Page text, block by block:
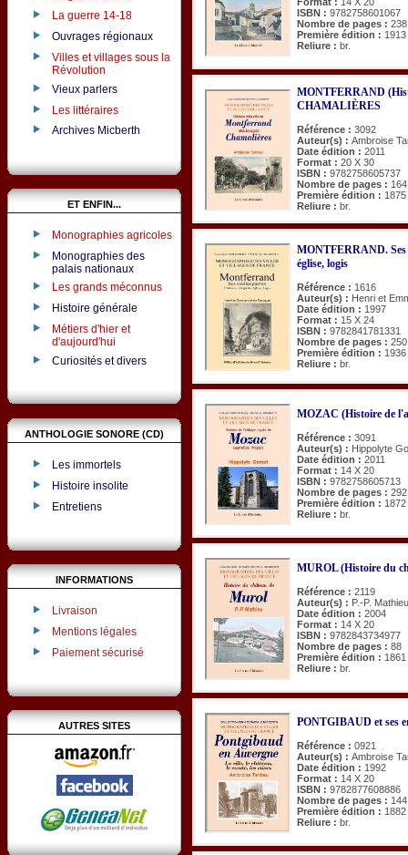
La guerre 14-18
Ouvrages régionaux
Villes et villages sous la
Révolution
Vieux parlers
Les littéraires
Archives Micberth
ET ENFIN...
Monographies agricoles
Monographies des
palais nationaux
Les grands méconnus
Histoire générale
Métiers d'hier et
d'aujourd'hui
Curiosités et divers
ANTHOLOGIE SONORE (CD)
Les immortels
Histoire insolite
Entretiens
INFORMATIONS
Livraison
Mentions légales
Paiement sécurisé
AUTRES SITES
ISBN : 9782758601067
Nombre de pages : 238
Première édition : 1913
Reliure : br.
MONTFERRAND
CHAMALIÈRES
Référence : 3092
Auteur(s) : Ambroise
Date édition : 2011
Format : 20 X 30
ISBN : 9782758605737
Nombre de pages : 164
Première édition : 1875
Reliure : br.
MONTFERRAND. Ses
église, logis
Référence : 1616
Auteur(s) : Henri et
Date édition : 1997
Format : 15 X 24
ISBN : 9782841781331
Nombre de pages : 250
Première édition : 1936
Reliure : br.
MOZAC (Histoire de
Référence : 3091
Auteur(s) : Hippolyte
Date édition : 2011
Format : 14 X 20
ISBN : 9782758605713
Nombre de pages : 292
Première édition : 1872
Reliure : br.
MUROL (Histoire du
Référence : 2119
Auteur(s) : P.-P. Mathieu
Date édition : 2004
Format : 14 X 20
ISBN : 9782843734977
Nombre de pages : 88
Première édition : 1861
Reliure : br.
PONTGIBAUD et ses
Référence : 0921
Auteur(s) : Ambroise
Date édition : 1992
Format : 14 X 20
ISBN : 9782877608886
Nombre de pages : 144
Première édition : 1882
Reliure : br.